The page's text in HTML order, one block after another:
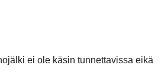
ei ole käsin tunnettavissa eikä